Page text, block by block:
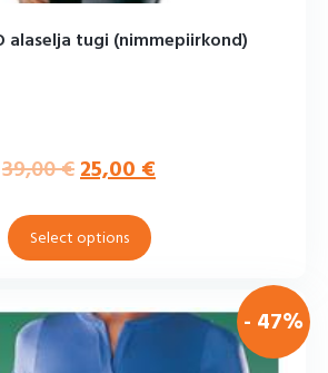
alaselja tugi (nimmepiirkond)
39,00€25,00€
Select options
- 47%